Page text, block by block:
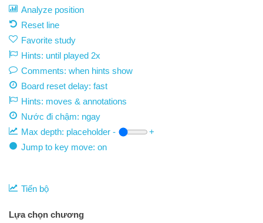
Analyze position
Reset line
Favorite study
Hints: until played 2x
Comments: when hints show
Board reset delay: fast
Hints: moves & annotations
Nước đi chậm: ngay
Max depth: placeholder -
+
Jump to key move: on
Tiến bộ
Lựa chọn chương